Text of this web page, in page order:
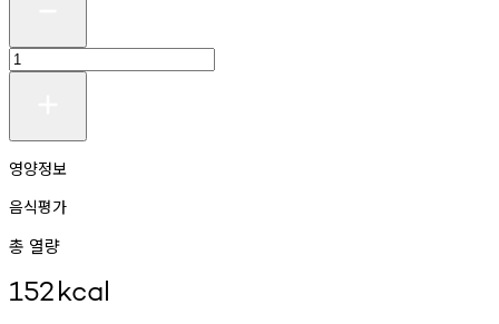
영양정보
음식평가
총 열량
152kcal